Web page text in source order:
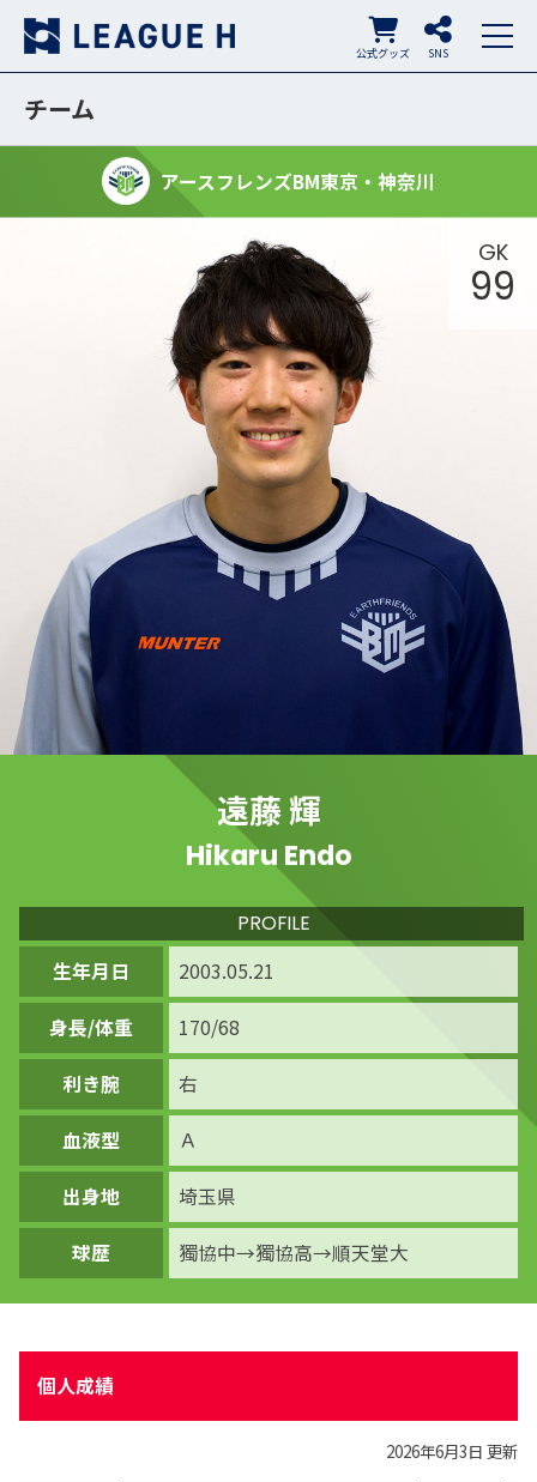
SNS
公式グッズ
チーム
アースフレンズBM東京・神奈川
遠藤 輝
Hikaru Endo
GK
99
生年月日 2003.05.21
身長/体重 170/68
利き腕 右
血液型 Ａ
出身地 埼玉県
球歴 獨協中→獨協高→順天堂大
PROFILE
個人成績
2026年6月3日 更新